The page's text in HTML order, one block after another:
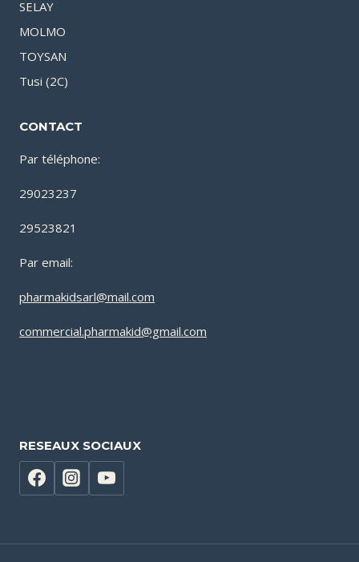
SELAY
MOLMO
TOYSAN
Tusi (2C)
CONTACT
Par téléphone:
29023237
29523821
Par email:
pharmakidsarl@mail.com
commercial.pharmakid@gmail.com
RESEAUX SOCIAUX